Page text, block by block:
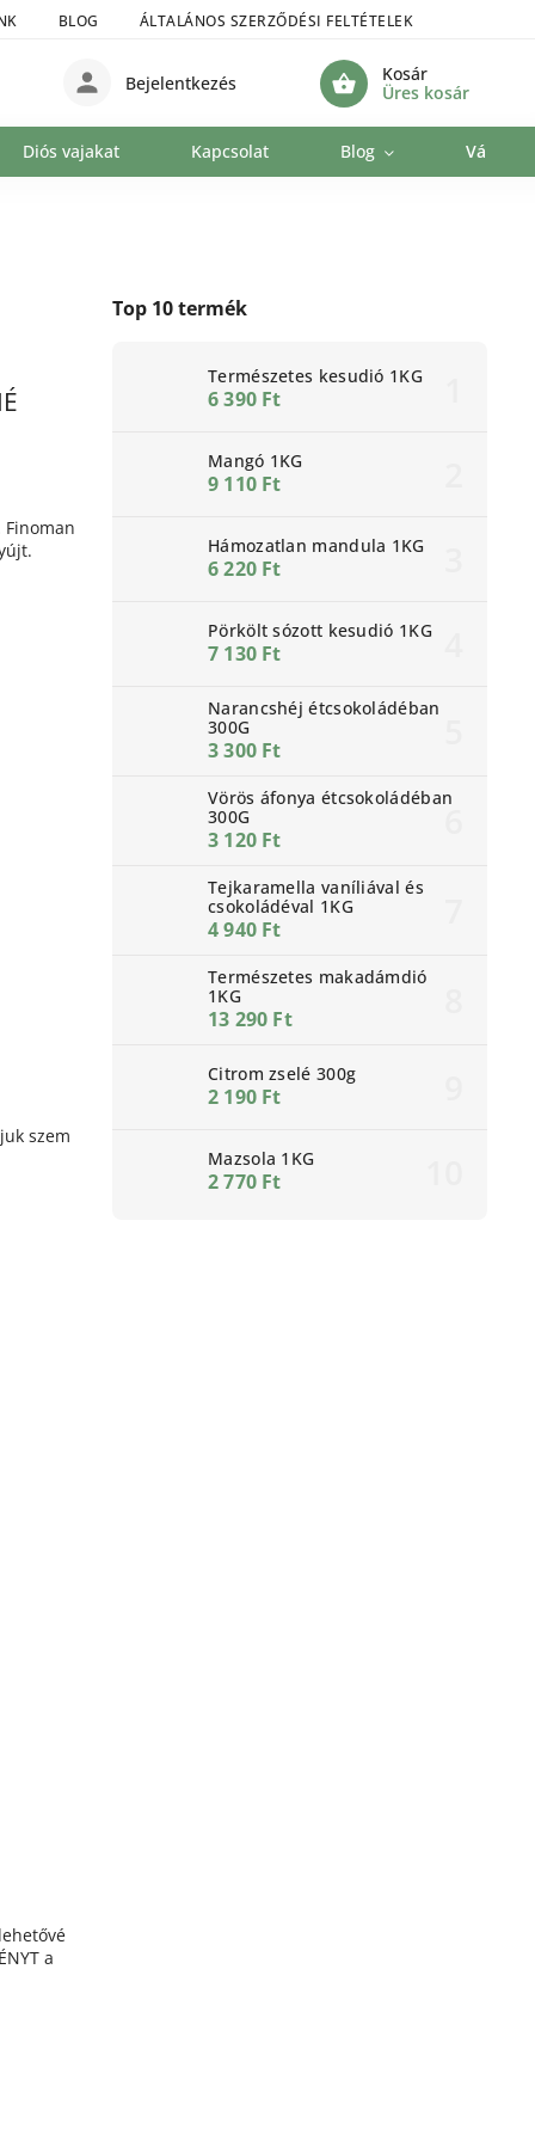
BLOG ÁLTALÁNOS SZERZŐDÉSI FELTÉTELEK
Kosár
Üres kosár
Bejelentkezés
Diós vajakat Kapcsolat Blog
Top 10 termék
Természetes kesudió 1KG
6 390 Ft
Mangó 1KG
9 110 Ft
Hámozatlan mandula 1KG
6 220 Ft
Pörkölt sózott kesudió 1KG
7 130 Ft
Narancshéj étcsokoládéban
300G
3 300 Ft
Vörös áfonya étcsokoládéban
300G
3 120 Ft
Tejkaramella vaníliával és
csokoládéval 1KG
4 940 Ft
Természetes makadámdió
1KG
13 290 Ft
Citrom zselé 300g
2 190 Ft
Mazsola 1KG
2 770 Ft
szem
a